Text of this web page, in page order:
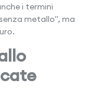
i termini
metallo", ma